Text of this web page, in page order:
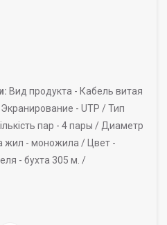
Вид продукта - Кабель витая
Экранирование - UTP /Тип
пар - 4 пары / Диаметр
жил - моножила / Цвет -
- бухта 305 м. /